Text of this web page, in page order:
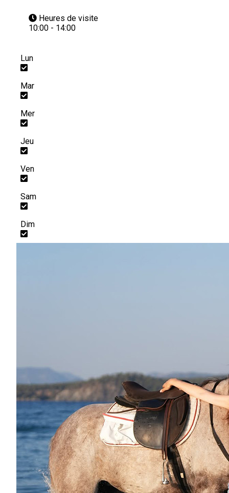
Heures de visite
10:00 - 14:00
Lun
Mar
Mer
Jeu
Ven
Sam
Dim